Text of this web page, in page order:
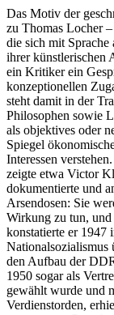
Das Motiv der
zu Thomas Locher
die sich mit Sprache
ihrer künstlerischen
ein Kritiker ein
konzeptionellen
steht damit in der
Philosophen sowie
als objektives oder
Spiegel
Interessen
zeigte etwa Victor
dokumentierte und
Arsendosen: Sie
Wirkung zu tun,
konstatierte er 1947
Nationalsozialismus
den Aufbau der
1950 sogar als
gewählt wurde und
Verdienstorden,